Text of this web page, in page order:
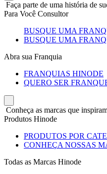
Faça parte de uma história de
Para Você Consultor
BUSQUE UMA
BUSQUE UMA
Abra sua Franquia
FRANQUIAS HINODE
QUERO SER
Conheça as marcas que
Produtos Hinode
PRODUTOS POR
CONHEÇA NOSSAS
Todas as Marcas Hinode